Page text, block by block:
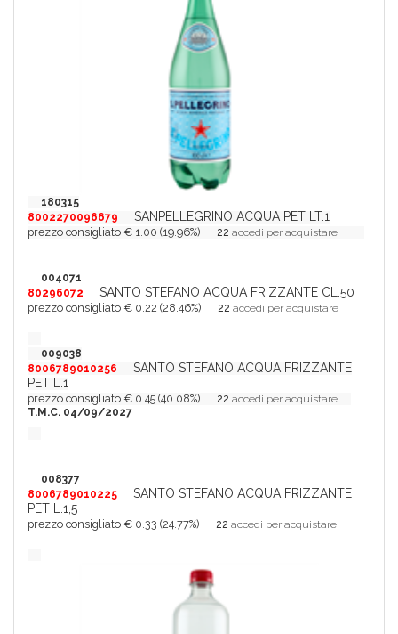
180315
8002270096679
SANPELLEGRINO ACQUA PET LT.1
prezzo consigliato € 1.00 (19.96%) 22 accedi per acquistare
004071
80296072
SANTO STEFANO ACQUA FRIZZANTE CL.50
prezzo consigliato € 0.22 (28.46%) 22 accedi per acquistare
009038
8006789010256
SANTO STEFANO ACQUA FRIZZANTE
PET L.1
prezzo consigliato € 0.45 (40.08%) 22 accedi per acquistare
T.M.C. 04/09/2027
008377
8006789010225
SANTO STEFANO ACQUA FRIZZANTE
PET L.1,5
prezzo consigliato € 0.33 (24.77%) 22 accedi per acquistare